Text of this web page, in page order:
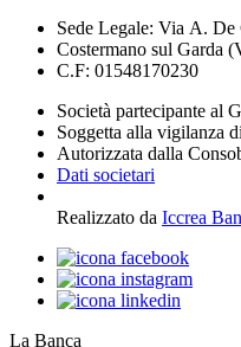
Sede Legale: Via A. De
Costermano sul Garda
C.F: 01548170230
Società partecipante al
Soggetta alla vigilanza
Autorizzata dalla
Dati societari
Realizzato da Iccrea
La Banca